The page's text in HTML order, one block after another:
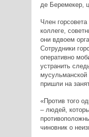
де Беремекер,
Член
коллеге,
они вдвоем
Сотрудники
оперативно
устранить
пришли на
«Против того
– людей,
чиновник о